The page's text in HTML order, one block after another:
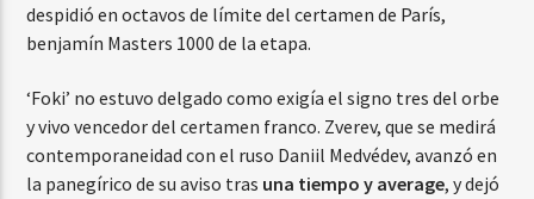
despidió en octavos de límite del certamen de París,
benjamín Masters 1000 de la etapa.
‘Foki’ no estuvo delgado como exigía el signo tres del orbe
y vivo vencedor del certamen franco. Zverev, que se medirá
contemporaneidad con el ruso Daniil Medvédev, avanzó en
la panegírico de su aviso tras una tiempo y average, y dejó